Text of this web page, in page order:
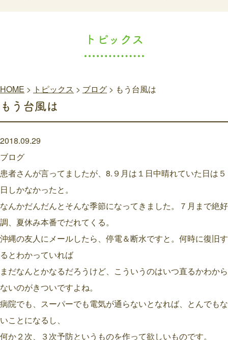
トピックス
HOME > トピックス > ブログ > もう台風は
もう台風は
2018.09.29
ブログ
患者さんが言ってましたが、8.９月は１日中晴れていた日は５
日しかなかったと。
なんかだんだんとそんな季節になってきました。７月まで絶好
調、夏休み本番でだれてくる。
沖縄の友人にメールしたら、停電＆断水ですと。何時に復旧す
るとわかっていれば
まだなんとかなるだろうけど、こういうのはいつ直るかわから
ないのがきついですよね。
病院でも、スーパーでも電気が通らないとなれば、とんでもな
いことになるし、
何か２次、３次予防というものを作って欲しいものです。